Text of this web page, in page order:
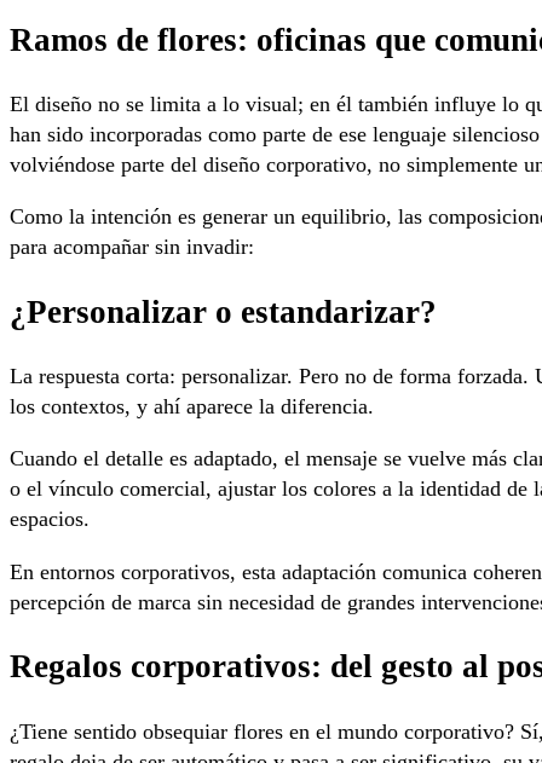
Ramos de flores: oficinas que
El diseño no se limita a lo visual; en él también influye lo
han sido incorporadas como parte de ese lenguaje
volviéndose parte del diseño corporativo, no simplemente
Como la intención es generar un equilibrio, las
para acompañar sin invadir:
¿Personalizar o estandarizar?
La respuesta corta: personalizar. Pero no de forma
los contextos, y ahí aparece la diferencia.
Cuando el detalle es adaptado, el mensaje se vuelve más
o el vínculo comercial, ajustar los colores a la identidad de
espacios.
En entornos corporativos, esta adaptación comunica
percepción de marca sin necesidad de grandes
Regalos corporativos: del gesto al
¿Tiene sentido obsequiar flores en el mundo corporativo?